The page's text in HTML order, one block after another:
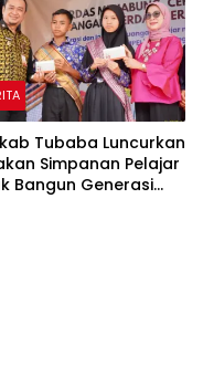
Tubaba Luncurkan
Simpanan Pelajar
Bangun Generasi